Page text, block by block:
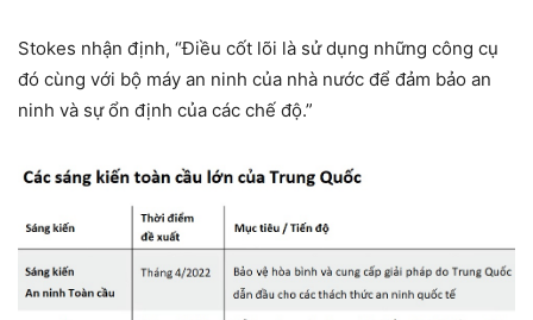
Stokes nhận định, “Điều cốt lõi là sử dụng những công cụ
đó cùng với bộ máy an ninh của nhà nước để đảm bảo an
ninh và sự ổn định của các chế độ.”